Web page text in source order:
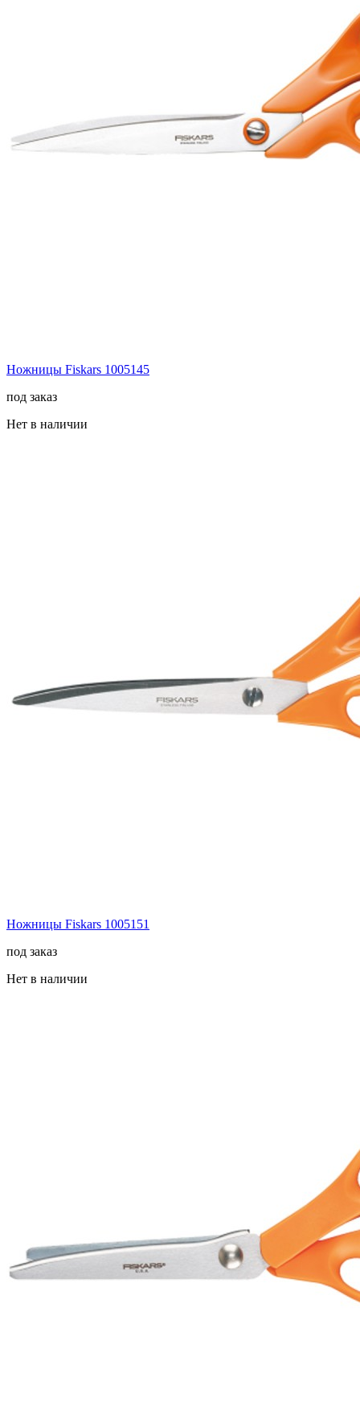
Ножницы Fiskars 1005145
под заказ
Нет в наличии
Ножницы Fiskars 1005151
под заказ
Нет в наличии